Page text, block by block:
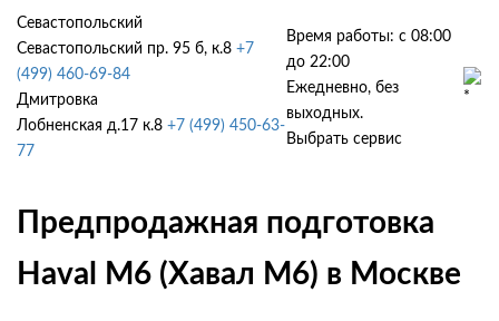
Севастопольский
Севастопольский пр. 95 б, к.8 +7
(499) 460-69-84
Дмитровка
Лобненская д.17 к.8 +7 (499) 450-63-
77
Время работы: с 08:00
до 22:00
Ежедневно, без
выходных.
Выбрать сервис
Предпродажная подготовка
Haval M6 (Хавал М6) в Москве